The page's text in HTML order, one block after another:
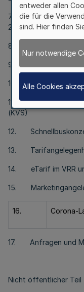
7. Ausschreibung
2022-2026
8. Anpassung
9.
10. Verkehr und
11.
(KVS)
12.
13.
14. eTarif im VRR
15.
16. Corona-
17. Anfragen und
Nicht öffentlicher Teil
entweder allen
die für die
sind. Hier finden
Nur notwendige
Alle Cookies